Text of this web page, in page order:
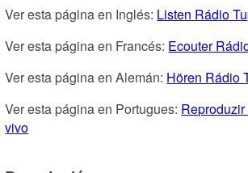
Ver esta página en Inglés: Listen Rádio
Ver esta página en Francés: Ecouter
Ver esta página en Alemán: Hören Rádio
Ver esta página en Portugues:
vivo